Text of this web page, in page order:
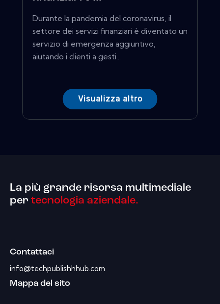
Durante la pandemia del coronavirus, il
settore dei servizi finanziari è diventato un
servizio di emergenza aggiuntivo,
aiutando i clienti a gesti...
Visualizza altro
La più grande risorsa multimediale
per tecnologia aziendale.
Contattaci
info@techpublishhhub.com
Mappa del sito